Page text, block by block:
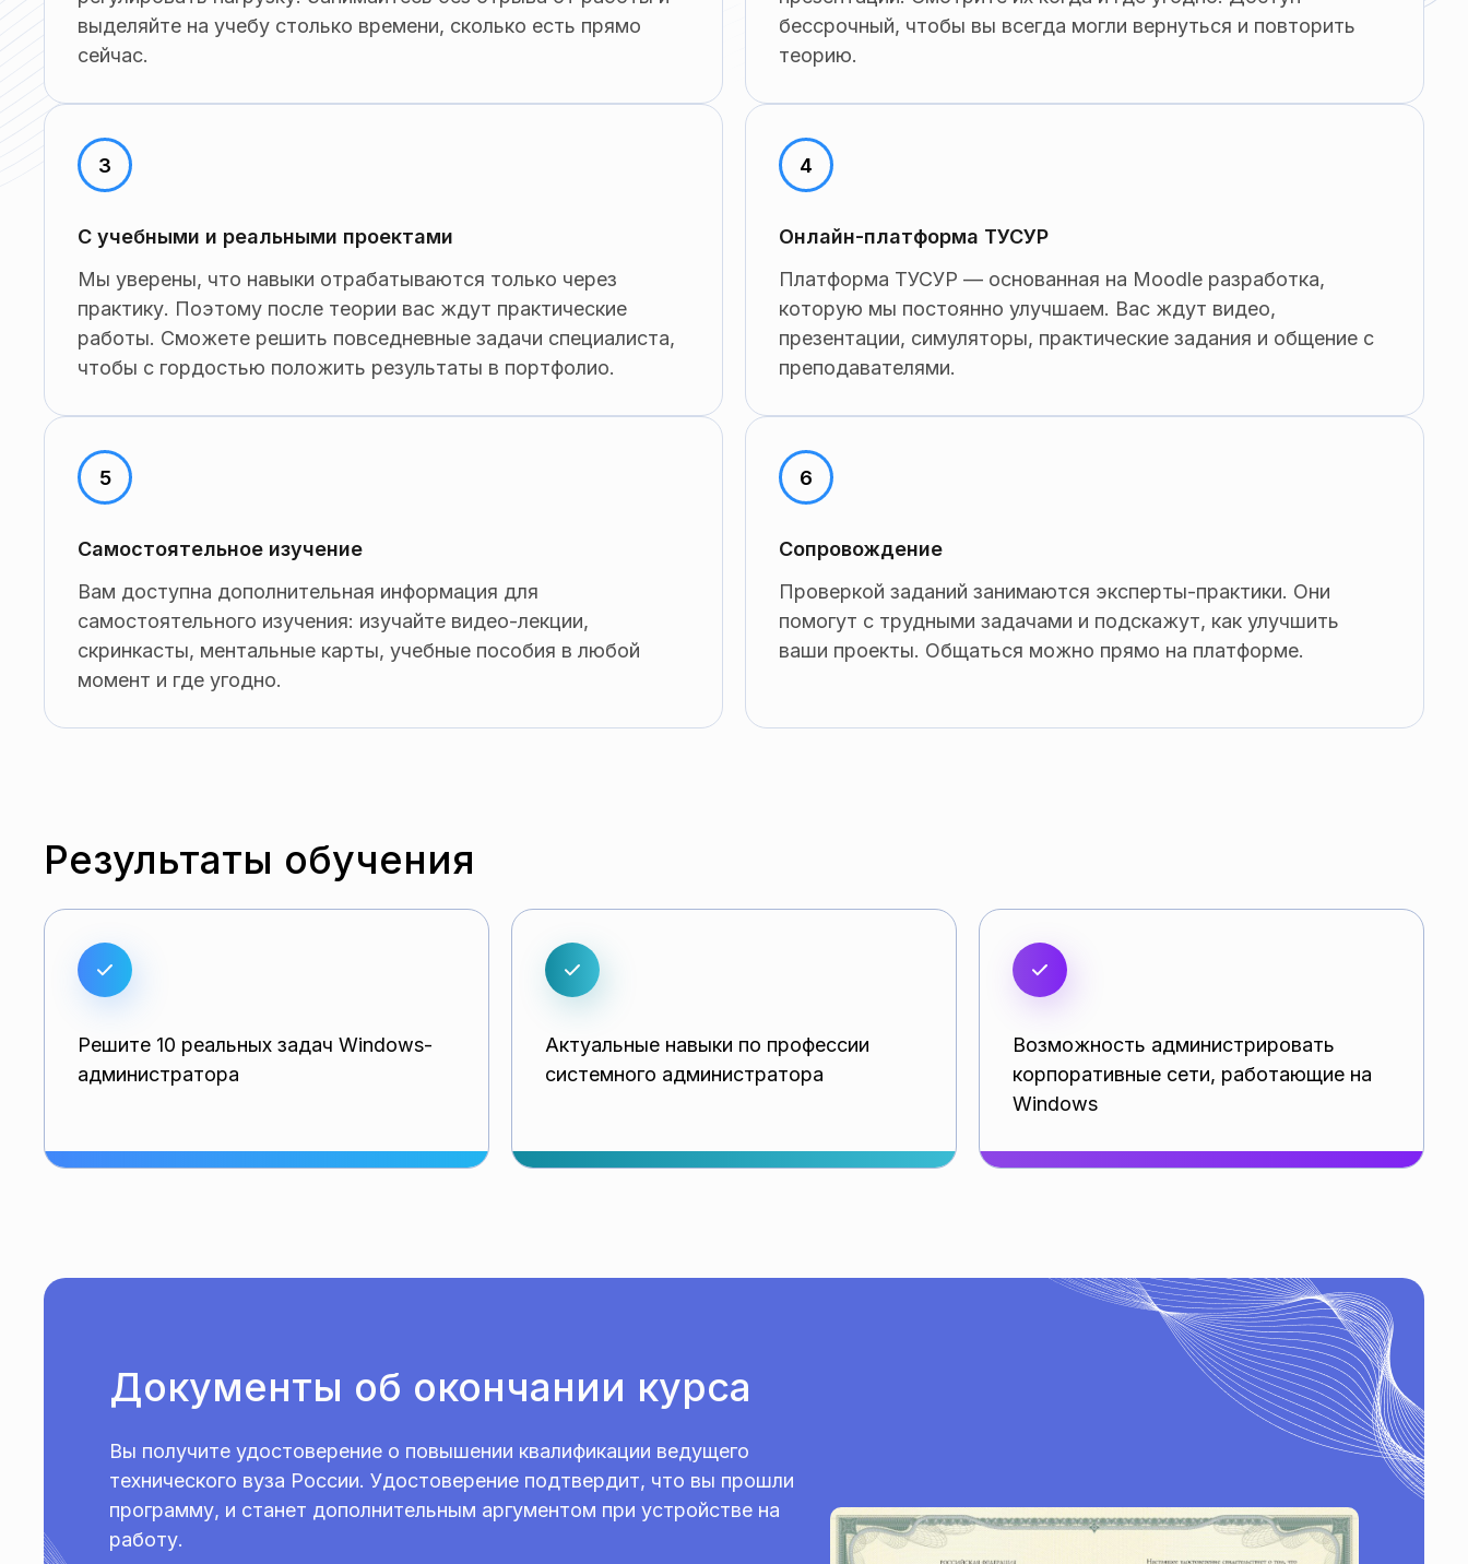
выделяйте на учебу столько времени, сколько есть прямо
сейчас.
бессрочный, чтобы вы всегда могли вернуться и повторить
теорию.
С учебными и реальными проектами
Мы уверены, что навыки отрабатываются только через
практику. Поэтому после теории вас ждут практические
работы. Сможете решить повседневные задачи специалиста,
чтобы с гордостью положить результаты в портфолио.
Онлайн-платформа ТУСУР
Платформа ТУСУР — основанная на Moodle разработка,
которую мы постоянно улучшаем. Вас ждут видео,
презентации, симуляторы, практические задания и общение с
преподавателями.
Самостоятельное изучение
Вам доступна дополнительная информация для
самостоятельного изучения: изучайте видео-лекции,
скринкасты, ментальные карты, учебные пособия в любой
момент и где угодно.
Сопровождение
Проверкой заданий занимаются эксперты-практики. Они
помогут с трудными задачами и подскажут, как улучшить
ваши проекты. Общаться можно прямо на платформе.
Результаты обучения
Решите 10 реальных задач Windows-
администратора
Актуальные навыки по профессии
системного администратора
Возможность администрировать
корпоративные сети, работающие на
Windows
Документы об окончании курса
Вы получите удостоверение о повышении квалификации ведущего
технического вуза России. Удостоверение подтвердит, что вы прошли
программу, и станет дополнительным аргументом при устройстве на
работу.